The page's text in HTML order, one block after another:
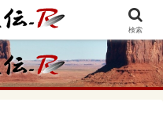
の学びをメインに、趣味や経験則
信
検索